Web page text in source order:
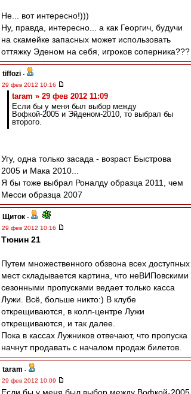
Не... вот интересно!)))
Ну, правда, интересно... а как Георгич, будучи
на скамейке запасных может использовать
оттяжку Эденом на себя, игроков соперника???
tiffozi -
29 фев 2012 10:16
taram » 29 фев 2012 11:09
Если бы у меня был выбор между
Вофкой-2005 и Эйденом-2010, то выбрал бы
второго.
Угу, одна только засада - возраст Быстрова
2005 и Мака 2010...
Я бы тоже выбрал Роналду образца 2011, чем
Месси образца 2007
Щиток -
29 фев 2012 10:16
Тюнин 21
Путем множественного обзвона всех доступных
мест складывается картина, что неВИПовскими
сезонными пропусками ведает только касса
Лужи. Всё, больше никто:) В клубе
открещиваются, в колл-центре Лужи
открещиваются, и так далее.
Пока в кассах Лужников отвечают, что пропуска
начнут продавать с началом продаж билетов.
taram -
29 фев 2012 10:09